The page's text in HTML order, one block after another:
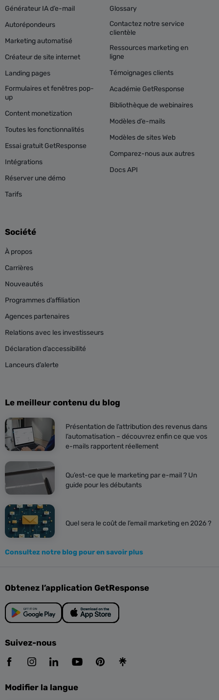
Générateur IA d’e-mail
Autorépondeurs
Marketing automatisé
Créateur de site internet
Landing pages
Formulaires et fenêtres pop-
up
Content monetization
Toutes les fonctionnalités
Essai gratuit GetResponse
Intégrations
Réserver une démo
Tarifs
Glossary
Contactez notre service
clientèle
Ressources marketing en
ligne
Témoignages clients
Académie GetResponse
Bibliothèque de webinaires
Modèles d’e-mails
Modèles de sites Web
Comparez-nous aux autres
Docs API
Société
À propos
Carrières
Nouveautés
Programmes d’affiliation
Agences partenaires
Relations avec les investisseurs
Déclaration d’accessibilité
Lanceurs d’alerte
Le meilleur contenu du blog
Présentation de l’attribution des revenus dans
l’automatisation – découvrez enfin ce que vos
e-mails rapportent réellement
Qu’est-ce que le marketing par e-mail ? Un
guide pour les débutants
Quel sera le coût de l’email marketing en 2026 ?
Consultez notre blog pour en savoir plus
Obtenez l’application GetResponse
Suivez-nous
Modifier la langue